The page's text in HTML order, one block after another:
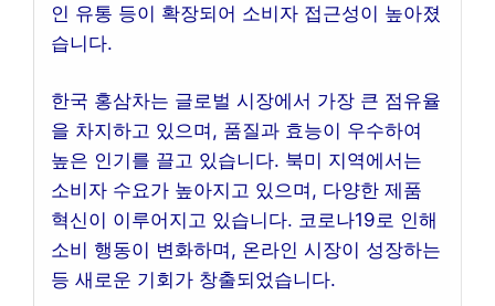
인 유통 등이 확장되어 소비자 접근성이 높아졌
습니다.
한국 홍삼차는 글로벌 시장에서 가장 큰 점유율
을 차지하고 있으며, 품질과 효능이 우수하여
높은 인기를 끌고 있습니다. 북미 지역에서는
소비자 수요가 높아지고 있으며, 다양한 제품
혁신이 이루어지고 있습니다. 코로나19로 인해
소비 행동이 변화하며, 온라인 시장이 성장하는
등 새로운 기회가 창출되었습니다.